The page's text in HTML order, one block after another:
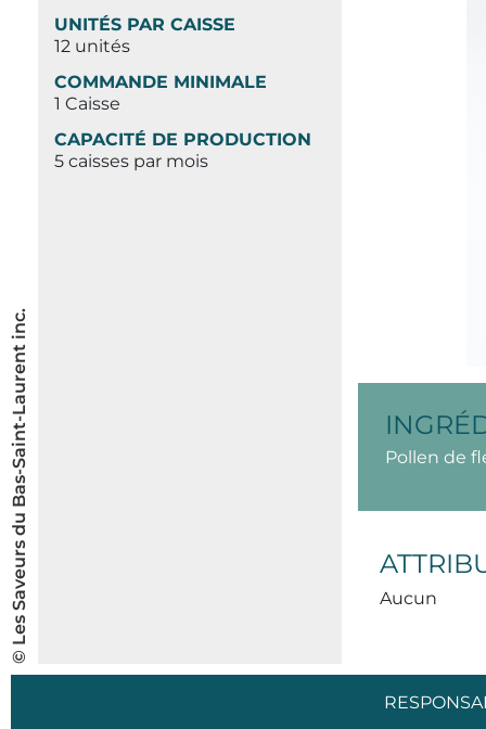
© Les Saveurs du Bas-Saint-Laurent inc.
UNITÉS PAR CAISSE
12 unités
COMMANDE MINIMALE
1 Caisse
CAPACITÉ DE PRODUCTION
5 caisses par mois
Pollen de
Aucun